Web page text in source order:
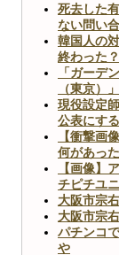
死去した
ない問い
韓国人の
終わった
「ガーデ
（東京）
現役設定
公表にす
【衝撃画
何があっ
【画像】
チピチユ
大阪市宗
大阪市宗
パチンコ
や